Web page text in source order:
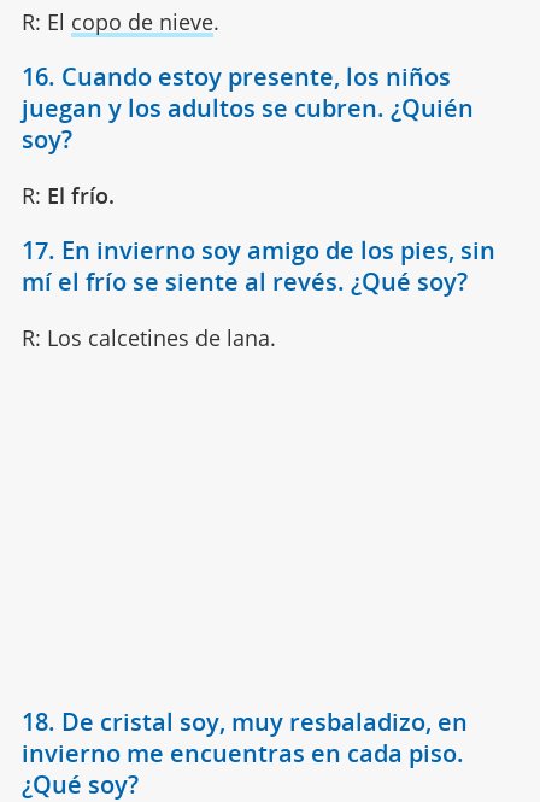
R: El copo de nieve.
16. Cuando estoy presente, los niños
juegan y los adultos se cubren. ¿Quién
soy?
R: El frío.
17. En invierno soy amigo de los pies, sin
mí el frío se siente al revés. ¿Qué soy?
R: Los calcetines de lana.
18. De cristal soy, muy resbaladizo, en
invierno me encuentras en cada piso.
¿Qué soy?